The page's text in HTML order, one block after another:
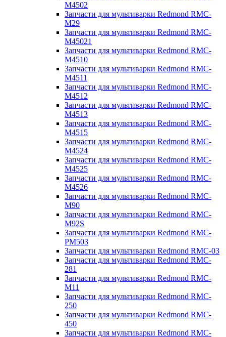
M4502
Запчасти для мультиварки Redmond RMC-
M29
Запчасти для мультиварки Redmond RMC-
M45021
Запчасти для мультиварки Redmond RMC-
M4510
Запчасти для мультиварки Redmond RMC-
M4511
Запчасти для мультиварки Redmond RMC-
M4512
Запчасти для мультиварки Redmond RMC-
M4513
Запчасти для мультиварки Redmond RMC-
M4515
Запчасти для мультиварки Redmond RMC-
M4524
Запчасти для мультиварки Redmond RMC-
M4525
Запчасти для мультиварки Redmond RMC-
M4526
Запчасти для мультиварки Redmond RMC-
M90
Запчасти для мультиварки Redmond RMC-
M92S
Запчасти для мультиварки Redmond RMC-
PM503
Запчасти для мультиварки Redmond RMC-03
Запчасти для мультиварки Redmond RMC-
281
Запчасти для мультиварки Redmond RMC-
M11
Запчасти для мультиварки Redmond RMC-
250
Запчасти для мультиварки Redmond RMC-
450
Запчасти для мультиварки Redmond RMC-